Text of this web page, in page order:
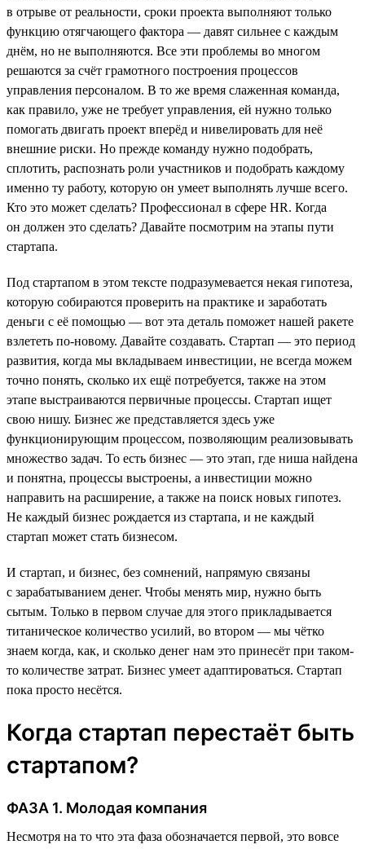
в отрыве от реальности, сроки проекта выполняют только
функцию отягчающего фактора — давят сильнее с каждым
днём, но не выполняются. Все эти проблемы во многом
решаются за счёт грамотного построения процессов
управления персоналом. В то же время слаженная команда,
как правило, уже не требует управления, ей нужно только
помогать двигать проект вперёд и нивелировать для неё
внешние риски. Но прежде команду нужно подобрать,
сплотить, распознать роли участников и подобрать каждому
именно ту работу, которую он умеет выполнять лучше всего.
Кто это может сделать? Профессионал в сфере HR. Когда
он должен это сделать? Давайте посмотрим на этапы пути
стартапа.
Под стартапом в этом тексте подразумевается некая гипотеза,
которую собираются проверить на практике и заработать
деньги с её помощью — вот эта деталь поможет нашей ракете
взлететь по-новому. Давайте создавать. Стартап — это период
развития, когда мы вкладываем инвестиции, не всегда можем
точно понять, сколько их ещё потребуется, также на этом
этапе выстраиваются первичные процессы. Стартап ищет
свою нишу. Бизнес же представляется здесь уже
функционирующим процессом, позволяющим реализовывать
множество задач. То есть бизнес — это этап, где ниша найдена
и понятна, процессы выстроены, а инвестиции можно
направить на расширение, а также на поиск новых гипотез.
Не каждый бизнес рождается из стартапа, и не каждый
стартап может стать бизнесом.
И стартап, и бизнес, без сомнений, напрямую связаны
с зарабатыванием денег. Чтобы менять мир, нужно быть
сытым. Только в первом случае для этого прикладывается
титаническое количество усилий, во втором — мы чётко
знаем когда, как, и сколько денег нам это принесёт при таком-
то количестве затрат. Бизнес умеет адаптироваться. Стартап
пока просто несётся.
Когда стартап перестаёт быть
стартапом?
ФАЗА 1. Молодая компания
Несмотря на то что эта фаза обозначается первой, это вовсе